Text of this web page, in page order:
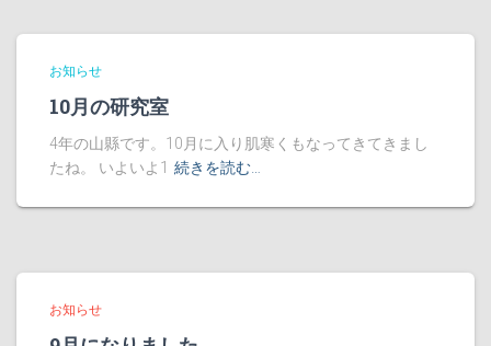
お知らせ
10月の研究室
4年の山縣です。10月に入り肌寒くもなってきてきまし
たね。 いよいよ1 続きを読む…
お知らせ